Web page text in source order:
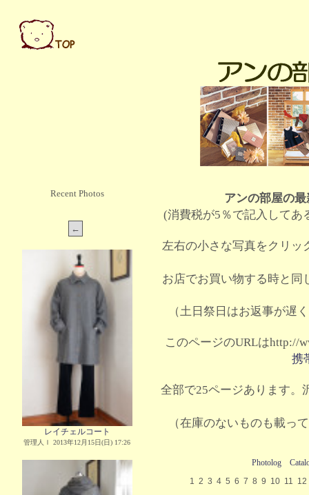
Recent Photos
レイチェルコート
管理人Ｉ 2013年12月15日(日) 17:26
アンの部屋の
(消費税が5％で記入してあ
左右の小さな写真をクリッ
お店でお買い物する時と同
（土日祭日はお返事が遅
このページのURLはhttp://
携
全部で25ページあります。
（在庫のないものも載っ
Photolog
1 2 3 4 5 6 7 8 9 10 11 12